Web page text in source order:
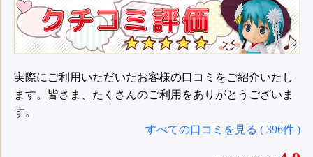
実際にご利用いただいたお客様の口コミをご紹介いたし
ます。皆さま、たくさんのご利用をありがとうございま
す。
すべての口コミを見る ( 396件 )